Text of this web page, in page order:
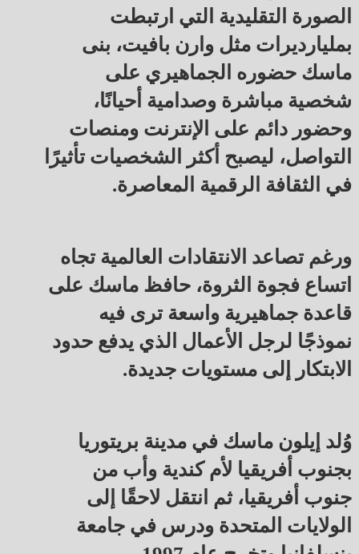
الصورة التقليدية التي ارتبطت
بمليارديرات مثل وارن بافيت، بنى
ماسك حضوره الجماهيري على
شخصية مباشرة وصدامية أحيانًا،
وحضور دائم على الإنترنت ومنصات
التواصل، ليصبح أكثر الشخصيات تأثيرًا
في الثقافة الرقمية المعاصرة.
ورغم تصاعد الانتقادات العالمية تجاه
اتساع فجوة الثروة، حافظ ماسك على
قاعدة جماهيرية واسعة ترى فيه
نموذجًا لرجل الأعمال الذي يدفع حدود
الابتكار إلى مستويات جديدة.
وُلد إيلون ماسك في مدينة بريتوريا
بجنوب أفريقيا لأم كندية وأب من
جنوب أفريقيا، ثم انتقل لاحقًا إلى
الولايات المتحدة ودرس في جامعة